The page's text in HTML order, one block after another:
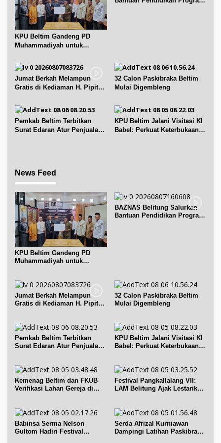
s
KPU Beltim Gandeng PD
Muhammadiyah untuk
Jumat Berkah Melampun
Gratis di Kediaman H. Pipit
32 Calon Paskibraka Beltim
Mulai Digembleng
Pemkab Beltim Terbitkan
Surat Edaran Atur Penjualan
KPU Beltim Jalani Visitasi KI
Babel: Perkuat Keterbukaan
News Feed
KPU Beltim Gandeng PD
Muhammadiyah untuk
BAZNAS Belitung Salurkan
Bantuan Pendidikan Program
Jumat Berkah Melampun
Gratis di Kediaman H. Pipit
32 Calon Paskibraka Beltim
Mulai Digembleng
Pemkab Beltim Terbitkan
Surat Edaran Atur Penjualan
KPU Beltim Jalani Visitasi KI
Babel: Perkuat Keterbukaan
Kemenag Beltim dan FKUB
Verifikasi Lahan Gereja di
Festival Pangkallalang VII:
LAM Belitung Ajak Lestarikan
Babinsa Serma Nelson
Gultom Hadiri Festival
Serda Afrizal Kurniawan
Dampingi Latihan Paskibra